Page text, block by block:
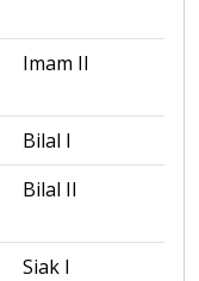
Imam II
Bilal I
Bilal II
Siak I